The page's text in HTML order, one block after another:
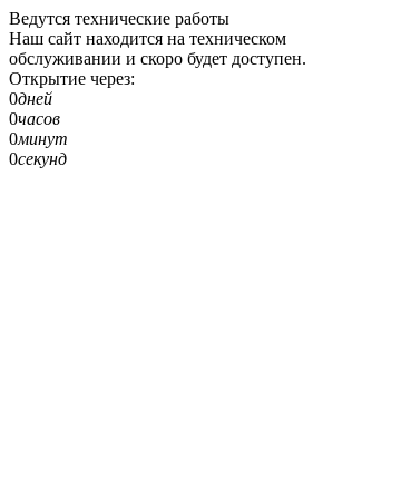
Ведутся технические работы
Наш сайт находится на техническом
обслуживании и скоро будет доступен.
Открытие через:
0дней
0часов
0минут
0секунд